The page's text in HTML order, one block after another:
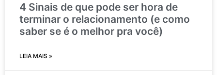
4 Sinais de que pode ser hora de
terminar o relacionamento (e como
saber se é o melhor pra você)
LEIA MAIS »